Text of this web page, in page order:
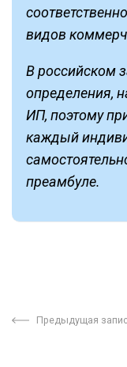
видов
В российском
определения,
ИП, поэтому
каждый
преамбуле.
Предыдущая